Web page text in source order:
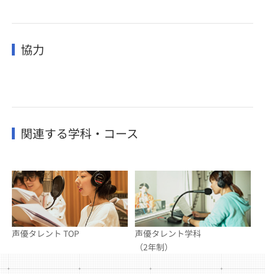
協力
関連する学科・コース
声優タレント TOP
声優タレント学科
（2年制）